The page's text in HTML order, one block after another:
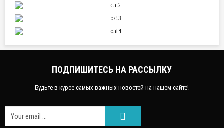
ОТНОШЕНИЯ
СПОРТ
НАУКА И ТЕХНИКА
ПОДПИШИТЕСЬ НА РАССЫЛКУ
Будьте в курсе самых важных новостей на нашем сайте!